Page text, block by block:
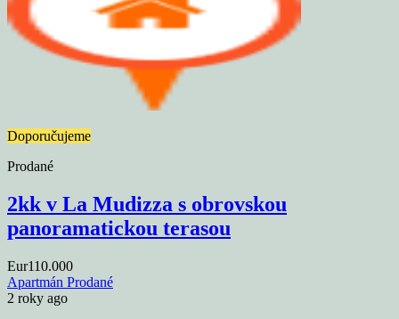
Doporučujeme
Prodané
2kk v La Mudizza s obrovskou
panoramatickou terasou
Eur110.000
Apartmán Prodané
2 roky ago